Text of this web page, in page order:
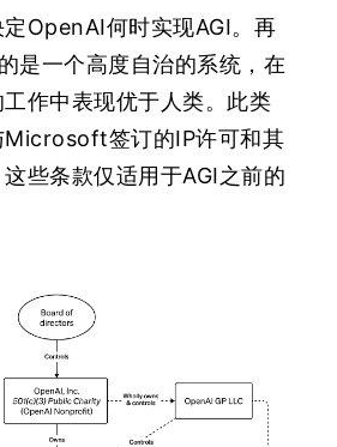
OpenAI何时实现AGI。 再
是一个高度自治的系统，在
作中表现优于人类。此类
Microsoft签订的IP许可和其
些条款仅适用于AGI之前的